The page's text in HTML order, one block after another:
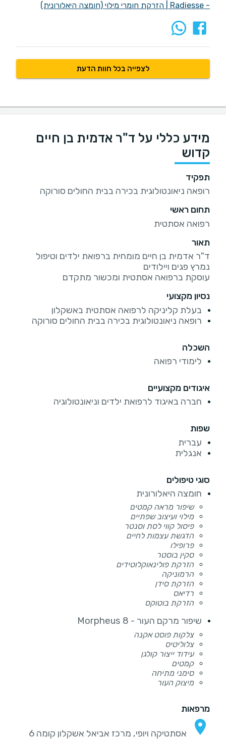
- Radiesse
הזרקת חומרי מילוי (חומצה היאלורונית)
לצפייה בכל חוות הדעת
מידע כללי על ד"ר אדמית בן חיים
קדוש
תפקיד
רופאה ניאונטולוגית בכירה בבית החולים סורוקה
תחום ראשי
רפואה אסתטית
תאור
ד"ר אדמית בן חיים מומחית ברפואת ילדים וטיפול
עוסקת ברפואה אסתטית ומכשור מתקדם
נסיון מקצועי
בעלת קליניקה לרפואה אסתטית באשקלון
רופאה ניאונטולוגית בכירה בבית החולים סורוקה
השכלה
לימודי רפואה
איגודים מקצועיים
חברה באיגוד לרפואת ילדים וניאונטולוגיה
שפות
עברית
אנגלית
סוגי טיפולים
חומצה היאלורונית
שיפור מראה קמטים
מילוי ועיצוב שפתיים
פיסול קווי לסת וסנטר
הדגשת עצמות לחיים
פרופילו
סקין בוסטר
הזרקת פולינאוקלוטידים
הרמוניקה
הזרקת סידן
רדיאס
הזרקת בוטוקס
שיפור מרקם העור - Morpheus 8
צלקות פוסט אקנה
צלוליטיס
עידוד ייצור קולגן
קמטים
סימני מתיחה
מיצוק העור
מרפאות
אסתטיקה ויופי, מרכז אביאל אשקלון קומה 6